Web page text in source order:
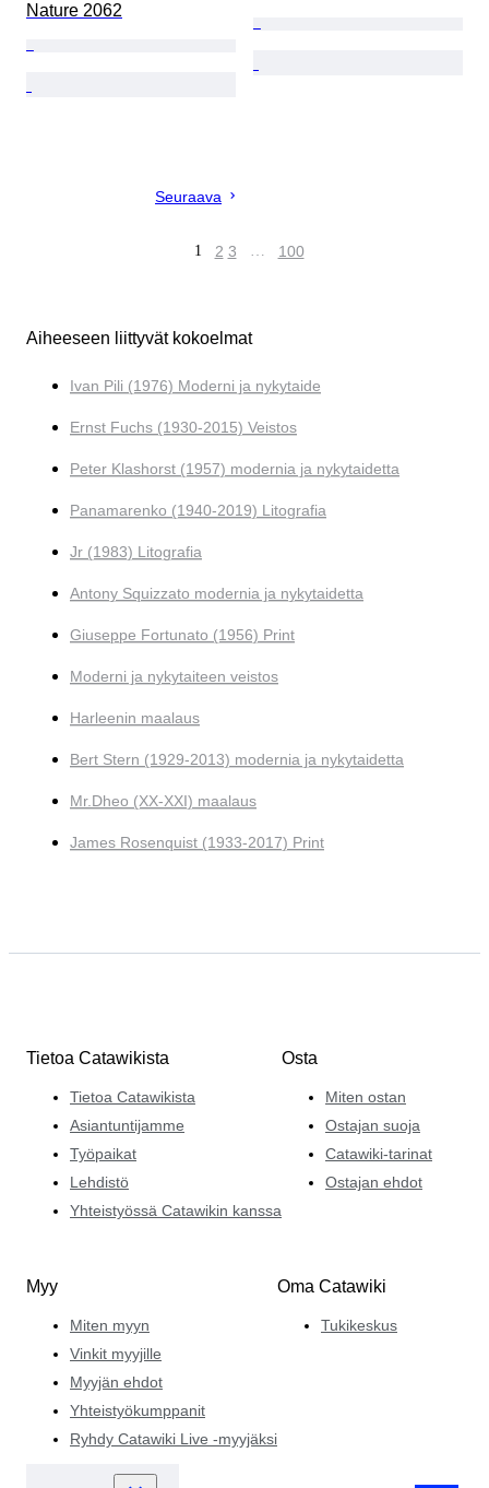
Nature 2062
Seuraava
1 2 3 … 100
Aiheeseen liittyvät kokoelmat
Ivan Pili (1976) Moderni ja nykytaide
Ernst Fuchs (1930-2015) Veistos
Peter Klashorst (1957) modernia ja nykytaidetta
Panamarenko (1940-2019) Litografia
Jr (1983) Litografia
Antony Squizzato modernia ja nykytaidetta
Giuseppe Fortunato (1956) Print
Moderni ja nykytaiteen veistos
Harleenin maalaus
Bert Stern (1929-2013) modernia ja nykytaidetta
Mr.Dheo (XX-XXI) maalaus
James Rosenquist (1933-2017) Print
Tietoa Catawikista
Tietoa Catawikista
Asiantuntijamme
Työpaikat
Lehdistö
Yhteistyössä Catawikin kanssa
Osta
Miten ostan
Ostajan suoja
Catawiki-tarinat
Ostajan ehdot
Myy
Miten myyn
Vinkit myyjille
Myyjän ehdot
Yhteistyökumppanit
Ryhdy Catawiki Live -myyjäksi
Oma Catawiki
Tukikeskus